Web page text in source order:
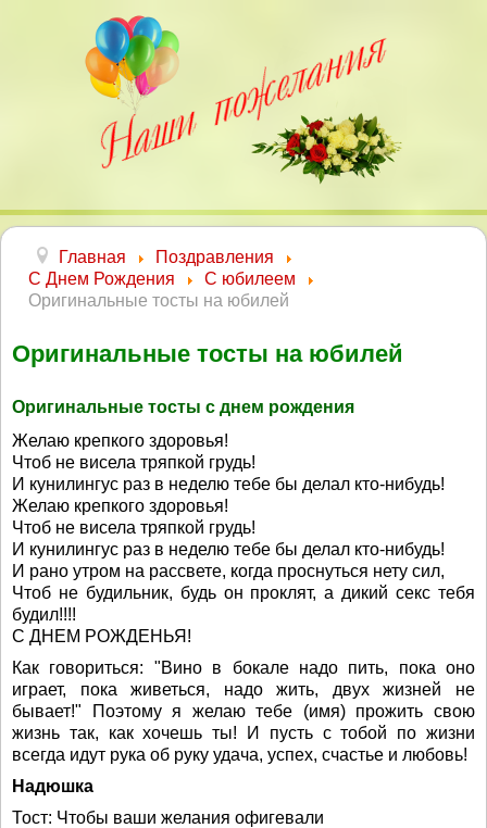
Главная
Поздравления
С Днем Рождения
С юбилеем
Оригинальные тосты на юбилей
Оригинальные тосты на юбилей
Оригинальные тосты с днем рождения
Желаю крепкого здоровья!
Чтоб не висела тряпкой грудь!
И кунилингус раз в неделю тебе бы делал кто-нибудь!
Желаю крепкого здоровья!
Чтоб не висела тряпкой грудь!
И кунилингус раз в неделю тебе бы делал кто-нибудь!
И рано утром на рассвете, когда проснуться нету сил,
Чтоб не будильник, будь он проклят, а дикий секс тебя
будил!!!!
С ДНЕМ РОЖДЕНЬЯ!
Как говориться: "Вино в бокале надо пить, пока оно
играет, пока живеться, надо жить, двух жизней не
бывает!" Поэтому я желаю тебе (имя) прожить свою
жизнь так, как хочешь ты! И пусть с тобой по жизни
всегда идут рука об руку удача, успех, счастье и любовь!
Надюшка
Тост: Чтобы ваши желания офигевали